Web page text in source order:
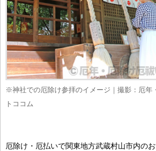
※神社での厄除け参拝のイメージ｜撮影：厄年
トココム
厄除け・厄払いで関東地方武蔵村山市内の